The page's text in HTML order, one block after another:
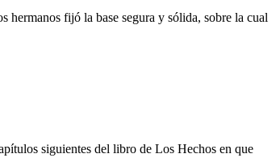
hermanos fijó la base segura y sólida, sobre la cual
siguientes del libro de Los Hechos en que